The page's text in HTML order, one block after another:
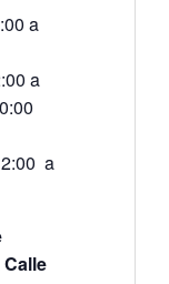
a
a
a